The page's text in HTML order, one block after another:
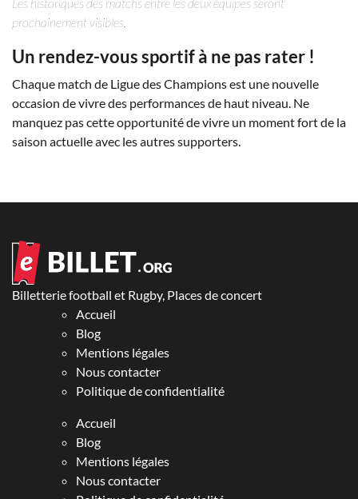
prochainement visibles.
Un rendez-vous sportif à ne pas rater !
Chaque match de Ligue des Champions est une nouvelle
occasion de vivre des performances de haut niveau. Ne
manquez pas cette opportunité de vivre un moment fort de la
saison actuelle avec les autres supporters.
Billetterie football et Rugby, Places de concert
Accueil
Blog
Mentions légales
Nous contacter
Politique de confidentialité
Accueil
Blog
Mentions légales
Nous contacter